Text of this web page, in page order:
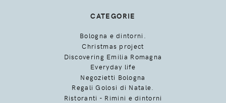
CATEGORIE
Bologna e dintorni.
Christmas project
Discovering Emilia Romagna
Everyday life
Negozietti Bologna
Regali Golosi di Natale.
Ristoranti - Rimini e dintorni